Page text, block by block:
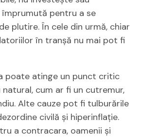
pentru a se
plutire. În cele din urmă, chiar
în tranșă nu mai pot fi
poate atinge un punct critic
cum ar fi un cutremur,
Alte cauze pot fi tulburările
civilă și hiperinflație.
a contracara, oamenii și